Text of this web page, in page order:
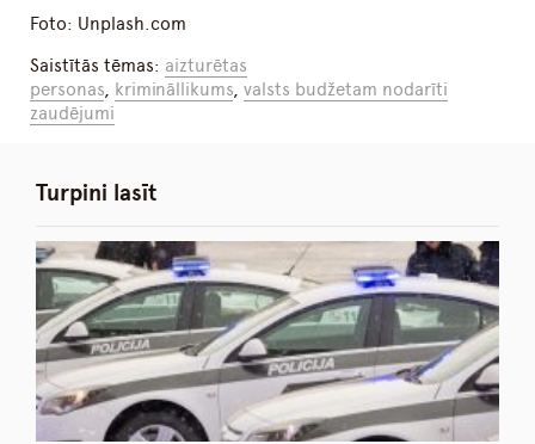
Foto: Unplash.com
Saistītās tēmas: aizturētas
personas, krimināllikums,valsts budžetam nodarīti
zaudējumi
Turpini lasīt